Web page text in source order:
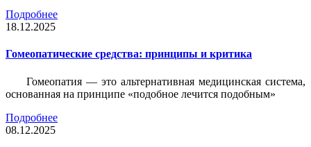
Подробнее
18.12.2025
Гомеопатические средства: принципы и критика
Гомеопатия — это альтернативная медицинская система,
основанная на принципе «подобное лечится подобным»
Подробнее
08.12.2025